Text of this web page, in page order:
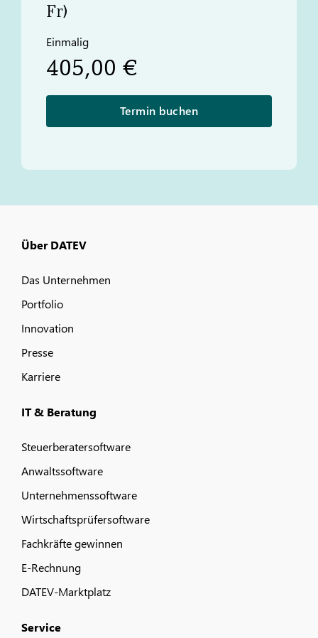
Fr)
Einmalig
405,00 €
Termin buchen
Über DATEV
Das Unternehmen
Portfolio
Innovation
Presse
Karriere
IT & Beratung
Steuerberatersoftware
Anwaltssoftware
Unternehmenssoftware
Wirtschaftsprüfersoftware
Fachkräfte gewinnen
E-Rechnung
DATEV-Marktplatz
Service